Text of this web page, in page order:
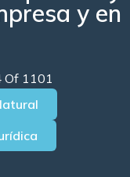
y en
Of 1101